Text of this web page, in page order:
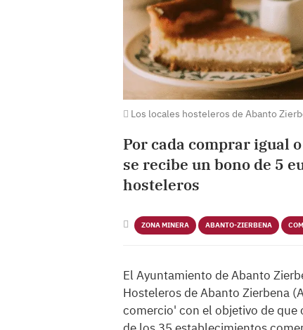
Los locales hosteleros de Abanto
Por cada comprar igual
se recibe un bono de 5
hosteleros
ZONA MINERA ABANTO-ZIERBENA
El Ayuntamiento de Abanto
Hosteleros de Abanto Zierbena
comercio' con el objetivo de que